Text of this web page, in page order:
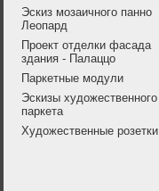
Эскиз мозаичного панно
Леопард
Проект отделки фасада
здания - Палаццо
Паркетные модули
Эскизы художественного
паркета
Художественные розетки